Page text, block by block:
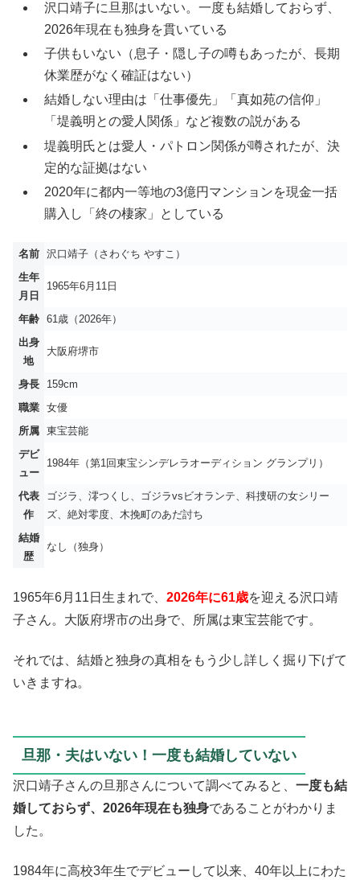
沢口靖子に旦那はいない。一度も結婚しておらず、
2026年現在も独身を貫いている
子供もいない（息子・隠し子の噂もあったが、長期
休業歴がなく確証はない）
結婚しない理由は「仕事優先」「真如苑の信仰」
「堤義明との愛人関係」など複数の説がある
堤義明氏とは愛人・パトロン関係が噂されたが、決
定的な証拠はない
2020年に都内一等地の3億円マンションを現金一括
購入し「終の棲家」としている
名前
沢口靖子（さわぐち やすこ）
生年
月日
1965年6月11日
年齢
61歳（2026年）
出身
地
大阪府堺市
身長
159cm
職業
女優
所属
東宝芸能
デビ
ュー
1984年（第1回東宝シンデレラオーディション グランプリ）
代表
作
ゴジラ、澪つくし、ゴジラvsビオランテ、科捜研の女シリー
ズ、絶対零度、木挽町のあだ討ち
結婚
歴
なし（独身）
1965年6月11日生まれで、 2026年に61歳を迎える沢口靖
子さん。大阪府堺市の出身で、所属は東宝芸能です。
それでは、結婚と独身の真相をもう少し詳しく掘り下げて
いきますね。
旦那・夫はいない！一度も結婚していない
沢口靖子さんの旦那さんについて調べてみると、 一度も結
婚しておらず、2026年現在も独身であることがわかりま
した。
1984年に高校3年生でデビューして以来、40年以上にわた